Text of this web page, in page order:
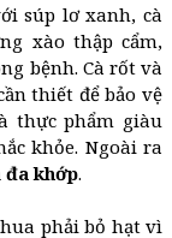
súp lơ xanh, cà
xào thập cẩm,
bệnh. Cà rốt và
thiết để bảo vệ
thực phẩm giàu
khỏe. Ngoài ra
đa khớp.
phải bỏ hạt vì